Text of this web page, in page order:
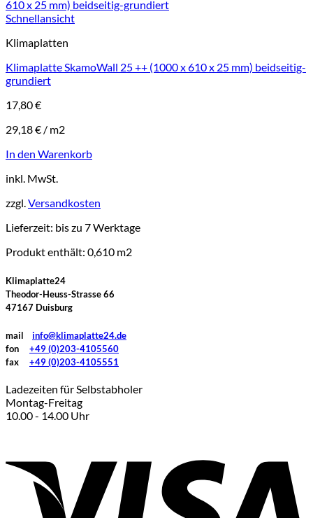
Schnellansicht
Klimaplatten
Klimaplatte SkamoWall 25 ++ (1000 x 610 x 25 mm) beidseitig-
grundiert
17,80€
29,18€ / m2
In den Warenkorb
inkl. MwSt.
zzgl. Versandkosten
Lieferzeit: bis zu 7 Werktage
Produkt enthält: 0,610 m2
Klimaplatte24
Theodor-Heuss-Strasse 66
47167 Duisburg
mail info@klimaplatte24.de
fon +49 (0)203-4105560
fax +49 (0)203-4105551
Ladezeiten für Selbstabholer
Montag-Freitag
10.00 - 14.00 Uhr